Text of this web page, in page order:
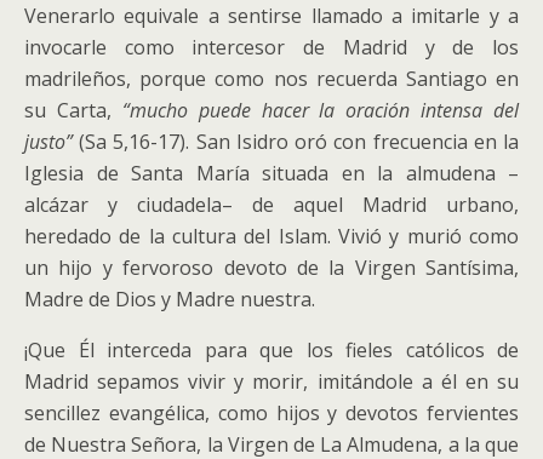
Venerarlo equivale a sentirse llamado a imitarle y a
invocarle como intercesor de Madrid y de los
madrileños, porque como nos recuerda Santiago en
su Carta, “mucho puede hacer la oración intensa del
justo”(Sa 5,16-17). San Isidro oró con frecuencia en la
Iglesia de Santa María situada en la almudena –
alcázar y ciudadela– de aquel Madrid urbano,
heredado de la cultura del Islam. Vivió y murió como
un hijo y fervoroso devoto de la Virgen Santísima,
Madre de Dios y Madre nuestra.
¡Que Él interceda para que los fieles católicos de
Madrid sepamos vivir y morir, imitándole a él en su
sencillez evangélica, como hijos y devotos fervientes
de Nuestra Señora, la Virgen de La Almudena, a la que